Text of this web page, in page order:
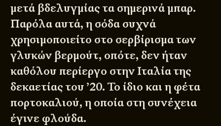
μετά βδελυγμίας τα σημερινά μπαρ.
Παρόλα αυτά, η σόδα συχνά
χρησιμοποιείτο στο σερβίρισμα των
γλυκών βερμούτ, οπότε, δεν ήταν
καθόλου περίεργο στην Ιταλία της
δεκαετίας του ’20. Το ίδιο και η φέτα
πορτοκαλιού, η οποία στη συνέχεια
έγινε φλούδα.